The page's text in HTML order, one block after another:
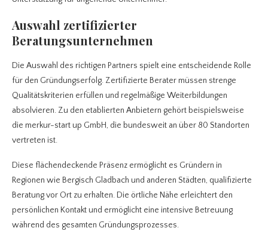
Auswahl zertifizierter
Beratungsunternehmen
Die Auswahl des richtigen Partners spielt eine entscheidende Rolle
für den Gründungserfolg. Zertifizierte Berater müssen strenge
Qualitätskriterien erfüllen und regelmäßige Weiterbildungen
absolvieren. Zu den etablierten Anbietern gehört beispielsweise
die merkur-start up GmbH, die bundesweit an über 80 Standorten
vertreten ist.
Diese flächendeckende Präsenz ermöglicht es Gründern in
Regionen wie Bergisch Gladbach und anderen Städten, qualifizierte
Beratung vor Ort zu erhalten. Die örtliche Nähe erleichtert den
persönlichen Kontakt und ermöglicht eine intensive Betreuung
während des gesamten Gründungsprozesses.